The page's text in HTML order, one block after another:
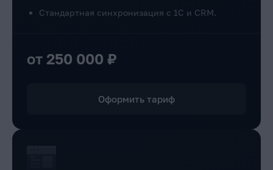
Стандартная синхронизация с 1С и CRM.
от 250 000 ₽
Оформить тариф